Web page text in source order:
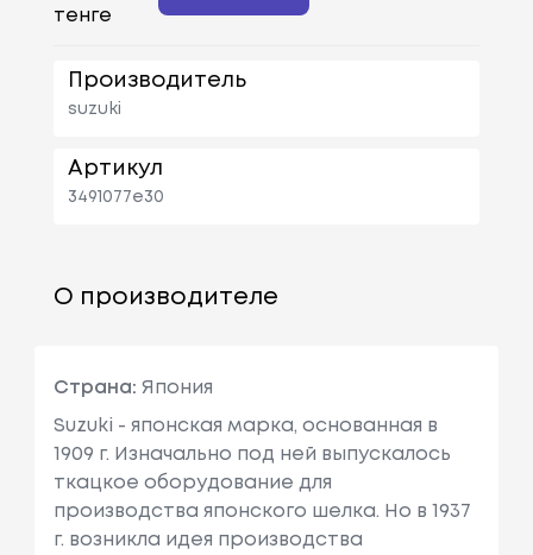
тенге
Производитель
suzuki
Артикул
3491077e30
О производителе
Страна: Япония
Suzuki - японская марка, основанная в
1909 г. Изначально под ней выпускалось
ткацкое оборудование для
производства японского шелка. Но в 1937
г. возникла идея производства